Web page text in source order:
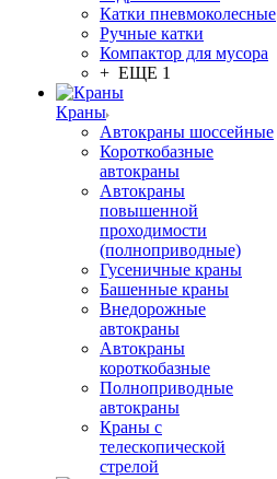
Катки пневмоколесные
Ручные катки
Компактор для мусора
+ ЕЩЕ 1
Краны
Автокраны шоссейные
Короткобазные
автокраны
Автокраны
повышенной
проходимости
(полноприводные)
Гусеничные краны
Башенные краны
Внедорожные
автокраны
Автокраны
короткобазные
Полноприводные
автокраны
Краны с
телескопической
стрелой